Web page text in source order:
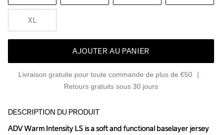
XL
AJOUTER AU PANIER
Livraison gratuite pour toute commande de plus de €50
Retours gratuits sous 30 jours
DESCRIPTION DU PRODUIT
ADV Warm Intensity LS is a soft and functional baselayer jersey
ADV Warm Intensity LS is a soft and functional baselayer jersey